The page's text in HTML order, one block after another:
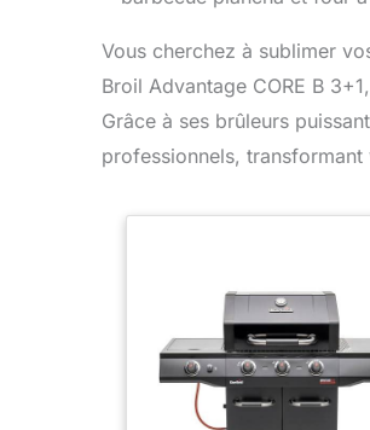
Vous cherchez à sublimer
Broil Advantage CORE B
Grâce à ses brûleurs
professionnels,